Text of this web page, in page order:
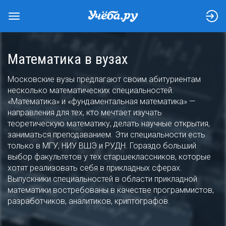
Математика в вузах
Московские вузы предлагают своим абитуриентам
несколько математических специальностей.
«Математика» и «фундаментальная математика» —
направления для тех, кто мечтает изучать
теоретическую математику, делать научные открытия,
заниматься преподаванием. Эти специальности есть
только в МГУ, НИУ ВШЭ и РУДН. Гораздо больший
выбор факультетов у тех старшеклассников, которые
хотят реализовать себя в прикладных сферах.
Выпускники специальностей в области прикладной
математики востребованы в качестве программистов,
разработчиков, аналитиков, криптографов.